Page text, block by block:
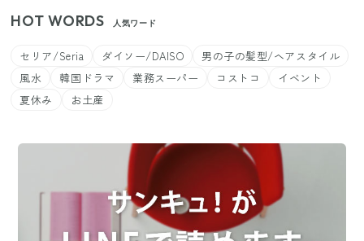
HOT WORDS 人気ワード
セリア/Seria ダイソー/DAISO
男の子の髪型/ヘアスタイル
風水
韓国ドラマ 業務スーパー コストコ
イベント
夏休み
お土産